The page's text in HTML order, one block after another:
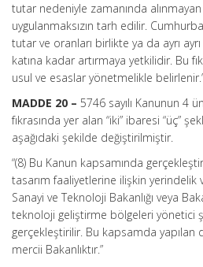
tutar nedeniyle zamanında alınmayan
uygulanmaksızın tarh edilir.
tutar ve oranları birlikte ya da ayrı
katına kadar artırmaya yetkilidir. Bu
usul ve esaslar yönetmelikle
MADDE 20 – 5746 sayılı Kanunun 4
fıkrasında yer alan “iki” ibaresi “üç”
aşağıdaki şekilde değiştirilmiştir.
“(8) Bu Kanun kapsamında
tasarım faaliyetlerine ilişkin yerindelik
Sanayi ve Teknoloji Bakanlığı veya
teknoloji geliştirme bölgeleri yönetici
gerçekleştirilir. Bu kapsamda
mercii Bakanlıktır.”